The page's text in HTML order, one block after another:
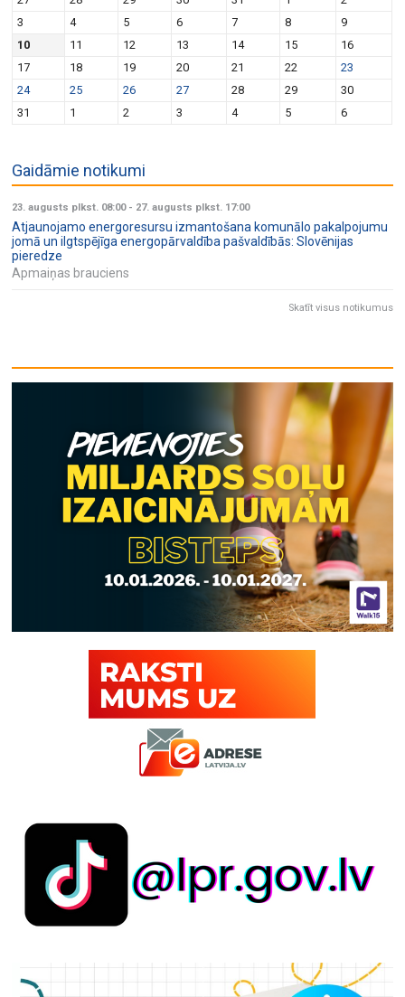
3
4 5 6 7 8
9
10
11 12 13 14 15
16
17
18 19 20 21 22
23
24
25 26 27 28 29
30
31
1 2 3 4 5 6
Gaidāmie notikumi
23. augusts plkst. 08:00- 27. augusts plkst. 17:00
Atjaunojamo energoresursu izmantošana komunālo pakalpojumu
jomā un ilgtspējīga energopārvaldība pašvaldībās: Slovēnijas
pieredze
Apmaiņas brauciens
Skatīt visus notikumus